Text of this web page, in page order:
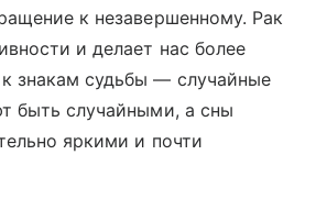
к незавершенному. Рак
и делает нас более
знакам судьбы — случайные
быть случайными, а сны
яркими и почти